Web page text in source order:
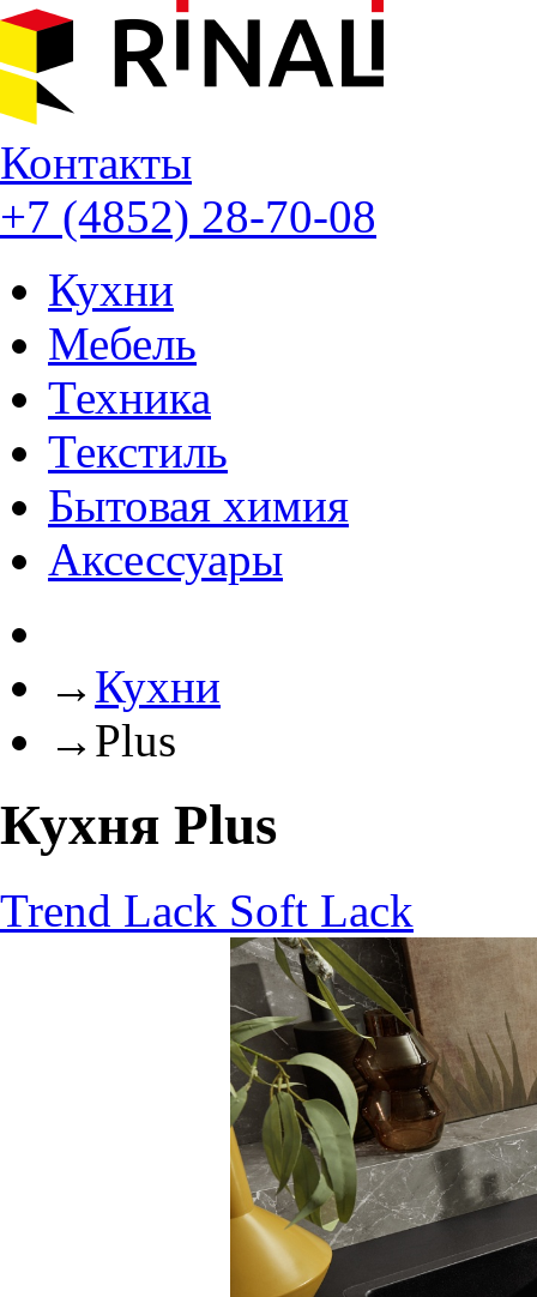
Контакты
+7 (4852) 28-70-08
Кухни
Мебель
Техника
Текстиль
Бытовая химия
Аксессуары
→ Кухни
→ Plus
Кухня Plus
Trend Lack Soft Lack